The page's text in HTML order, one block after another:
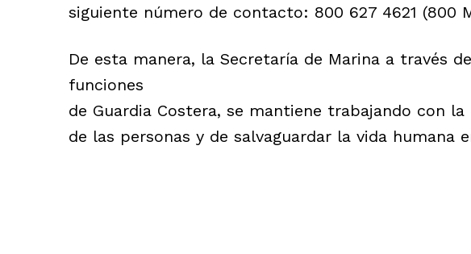
siguiente número de contacto: 800 627 4621 (800
De esta manera, la Secretaría de Marina a través
funciones
de Guardia Costera, se mantiene trabajando con
de las personas y de salvaguardar la vida humana